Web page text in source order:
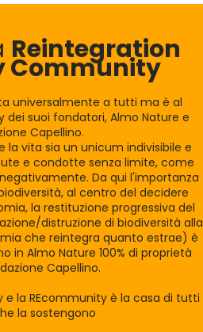
Reintegration
Community
universalmente a tutti ma è al
suoi fondatori, Almo Nature e
Capellino.
la vita sia un unicum indivisibile e
e condotte senza limite, come
Da qui l'importanza
al centro del decidere
la restituzione progressiva del
distruzione di biodiversità alla
che reintegra quanto estrae) è
in Almo Nature 100% di proprietà
Capellino.
e la REcommunity è la casa di tutti
la sostengono